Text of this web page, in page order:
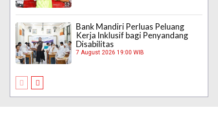
Bank Mandiri Perluas Peluang
Kerja Inklusif bagi Penyandang
Disabilitas
7 August 2026 19:00 WIB